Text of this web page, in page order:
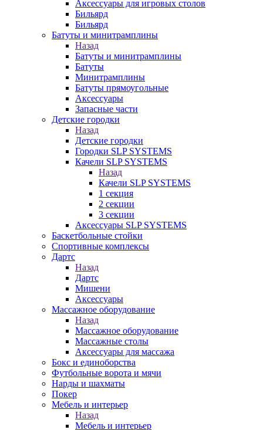
Аксессуары для игровых столов
Бильяpд
Бильяpд
Батуты и минитрамплины
Назад
Батуты и минитрамплины
Батуты
Минитрамплины
Батуты прямоугольные
Аксессуары
Запасные части
Детские городки
Назад
Детские городки
Городки SLP SYSTEMS
Качели SLP SYSTEMS
Назад
Качели SLP SYSTEMS
1 секция
2 секции
3 секции
Аксессуары SLP SYSTEMS
Баскетбольные стойки
Спортивные комплексы
Дартс
Назад
Дартс
Мишени
Аксессуары
Массажное оборудование
Назад
Массажное оборудование
Массажные столы
Аксессуары для массажа
Бокс и единоборства
Футбольные ворота и мячи
Нарды и шахматы
Покер
Мебель и интерьер
Назад
Мебель и интерьер